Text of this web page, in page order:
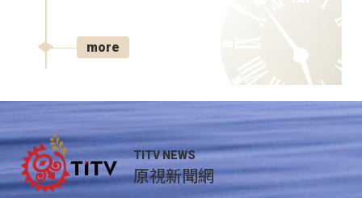
more
TITV NEWS
原視新聞網